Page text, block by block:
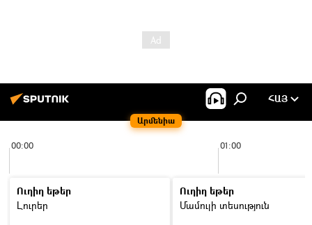
Արմենիա
ՀԱՅ
00:00 01:00
Ուղիղ եթեր
Լուրեր
Ուղիղ եթեր
Մամուլի տեսություն